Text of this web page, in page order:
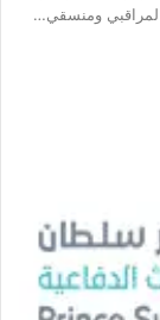
لمراقبي ومنسقي…